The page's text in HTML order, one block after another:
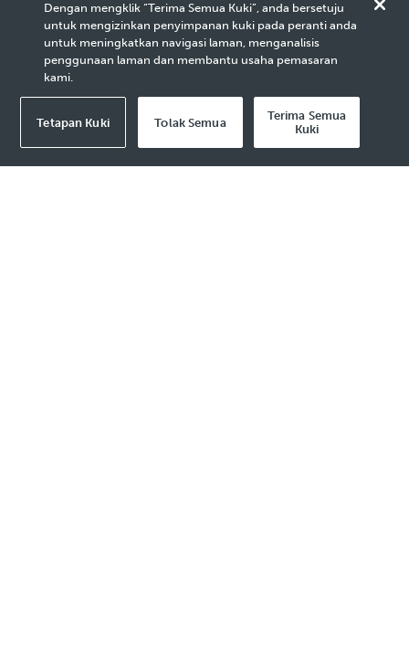
Ketahui lebih lanjut mengenai cara anda boleh
mengembangkan kerjaya anda dan mengenali pengalaman
kerja di PETRONAS.
Dengan mengklik “Terima Semua Kuki”, anda bersetuju
untuk mengizinkan penyimpanan kuki pada peranti anda
untuk meningkatkan navigasi laman, menganalisis
penggunaan laman dan membantu usaha pemasaran
kami.
Tetapan Kuki Tolak Semua
Terima Semua
Kuki